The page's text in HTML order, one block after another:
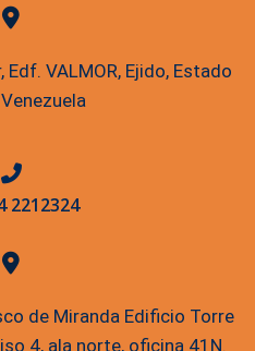
VALMOR, Ejido, Estado
2212324
de Miranda Edificio Torre
4, ala norte, oficina 41N.